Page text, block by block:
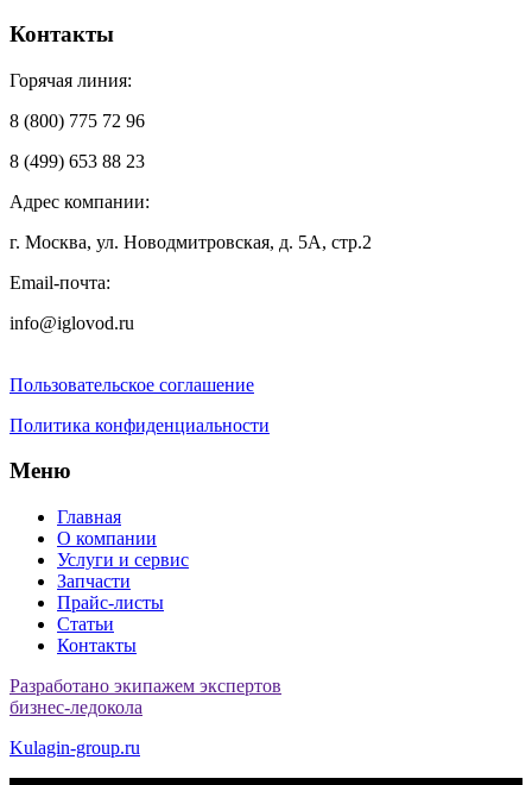
Контакты
Горячая линия:
8 (800) 775 72 96
8 (499) 653 88 23
Адрес компании:
г. Москва, ул. Новодмитровская, д. 5А, стр.2
Email-почта:
info@iglovod.ru
Пользовательское соглашение
Политика конфиденциальности
Меню
Главная
О компании
Услуги и сервис
Запчасти
Прайс-листы
Статьи
Контакты
Разработано экипажем экспертов
бизнес-ледокола
Kulagin-group.ru